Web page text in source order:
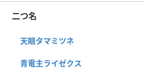
二つ名
天眼タマミツネ
青電主ライゼクス